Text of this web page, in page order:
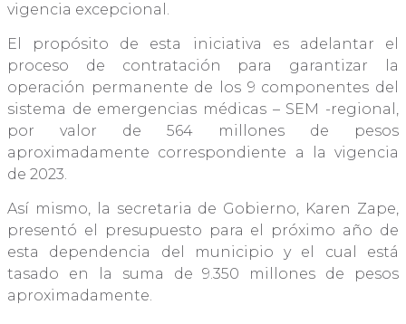
vigencia excepcional.
El propósito de esta iniciativa es adelantar el
proceso de contratación para garantizar la
operación permanente de los 9 componentes del
sistema de emergencias médicas – SEM -regional,
por valor de 564 millones de pesos
aproximadamente correspondiente a la vigencia
de 2023.
Así mismo, la secretaria de Gobierno, Karen Zape,
presentó el presupuesto para el próximo año de
esta dependencia del municipio y el cual está
tasado en la suma de 9.350 millones de pesos
aproximadamente.